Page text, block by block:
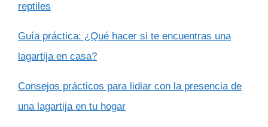
reptiles
Guía práctica: ¿Qué hacer si te encuentras una
lagartija en casa?
Consejos prácticos para lidiar con la presencia de
una lagartija en tu hogar